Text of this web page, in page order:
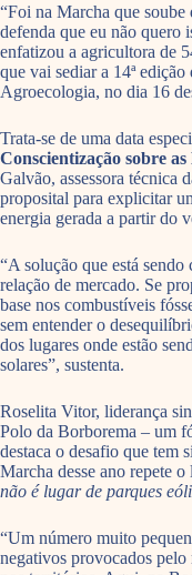
“Foi na Marcha que soube
defenda que eu não quero
enfatizou a agricultora de
que vai sediar a 14ª
Agroecologia, no dia 16
Trata-se de uma data
Conscientização sobre
Galvão, assessora técnica
proposital para explicitar
energia gerada a partir do
“A solução que está sendo
relação de mercado. Se
base nos combustíveis
sem entender o
dos lugares onde estão
solares”, sustenta.
Roselita Vitor, liderança
Polo da Borborema – um
destaca o desafio que tem
Marcha desse ano repete o
não é lugar de parques
“Um número muito
negativos provocados